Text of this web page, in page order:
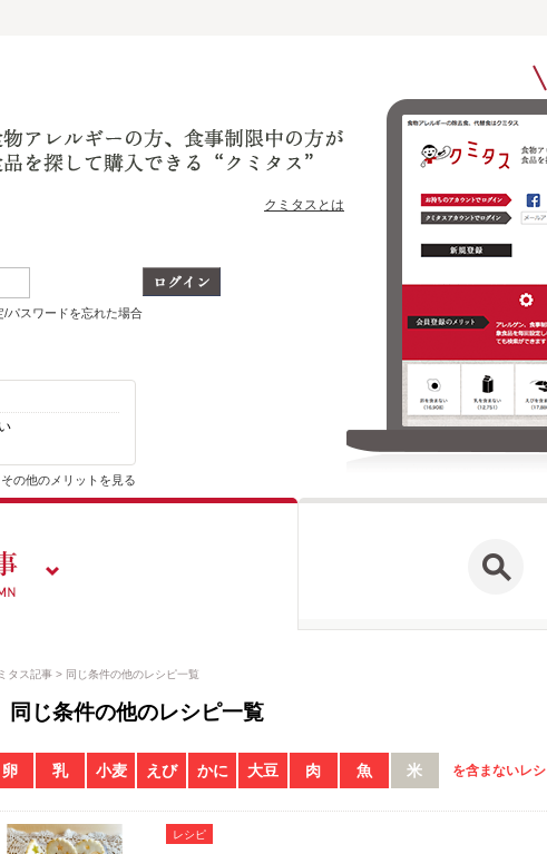
クミタスとは
/パスワードを忘れた場合
購入・ブックマーク履歴がわかります
その他のメリットを見る
タス記事 同じ条件の他のレシピ一覧
同じ条件の他のレシピ一覧
卵 乳 小麦 えび かに 大豆 肉 魚 米 を含まないレ
レシピ